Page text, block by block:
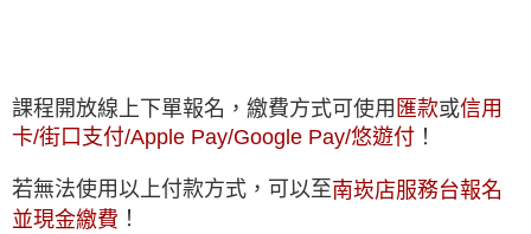
課程開放線上下單報名，繳費方式可使用 匯款或信用
卡/街口支付/Apple Pay/Google Pay/悠遊付 ！
若無法使用以上付款方式，可以至南崁店服務台報名
並現金繳費 ！